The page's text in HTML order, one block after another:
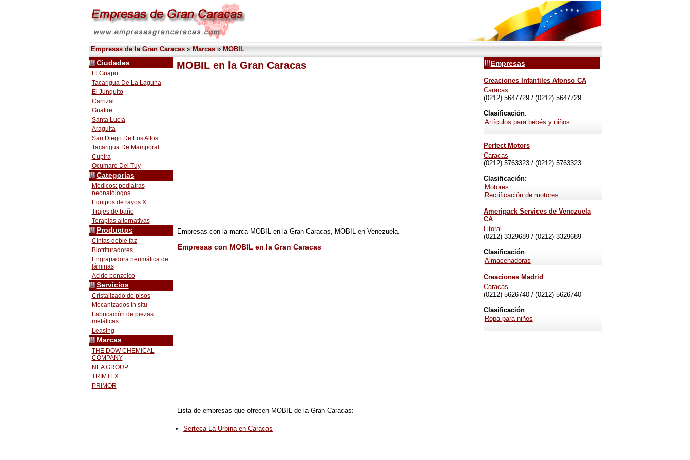
Empresas de la Gran Caracas » Marcas » MOBIL
MOBIL en la Gran Caracas
Empresas con la marca MOBIL en la Gran Caracas, MOBIL en Venezuela.
Empresas con MOBIL en la Gran Caracas
Lista de empresas que ofrecen MOBIL de la Gran Caracas:
Serteca La Urbina en Caracas
Ciudades
El Guapo
Tacarigua De La Laguna
El Junquito
Carrizal
Guatire
Santa Lucía
Araguita
San Diego De Los Altos
Tacarigua De Mamporal
Cupira
Ocumare Del Tuy
Categorias
Médicos: pediatras
neonatólogos
Equipos de rayos X
Trajes de baño
Terapias alternativas
Productos
Cintas doble faz
Biotrituradores
Engrapadora neumática de
láminas
Acido benzoico
Servicios
Cristalizado de pisos
Mecanizados in situ
Fabricación de piezas
metálicas
Leasing
Marcas
THE DOW CHEMICAL
COMPANY
NEA GROUP
TRIMTEX
PRIMOR
Empresas
Creaciones Infantiles Afonso CA
Caracas
(0212) 5647729 / (0212) 5647729
Clasificación:
Artículos para bebés y niños
Perfect Motors
Caracas
(0212) 5763323 / (0212) 5763323
Clasificación:
Motores
Rectificación de motores
Ameripack Services de Venezuela
CA
Litoral
(0212) 3329689 / (0212) 3329689
Clasificación:
Almacenadoras
Creaciones Madrid
Caracas
(0212) 5626740 / (0212) 5626740
Clasificación:
Ropa para niños